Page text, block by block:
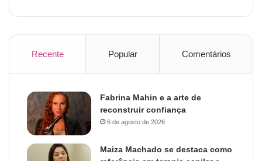
Recente Popular Comentários
Fabrina Mahin e a arte de
reconstruir confiança
6 de agosto de 2026
Maiza Machado se destaca como